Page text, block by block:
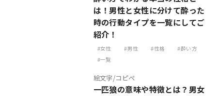
は！男性と女性に分けて酔った
時の行動タイプを一覧にしてご
紹介！
女性 男性 性格
酔い方
一覧
絵文字/コピペ
一匹狼の意味や特徴とは？男女